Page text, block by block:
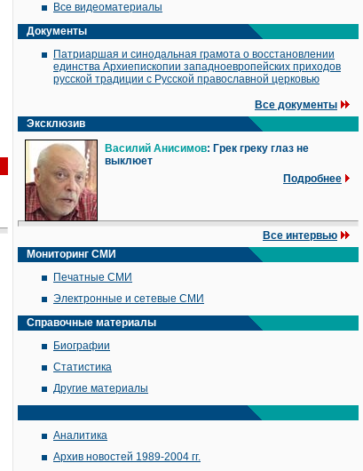
Все видеоматериалы
Документы
Патриаршая и синодальная грамота о восстановлении
единства Архиепископии западноевропейских приходов
русской традиции с Русской православной церковью
Все документы
Эксклюзив
Василий Анисимов: Грек греку глаз не
выклюет
Подробнее
Все интервью
Мониторинг СМИ
Печатные СМИ
Электронные и сетевые СМИ
Справочные материалы
Биографии
Статистика
Другие материалы
Аналитика
Архив новостей 1989-2004 гг.